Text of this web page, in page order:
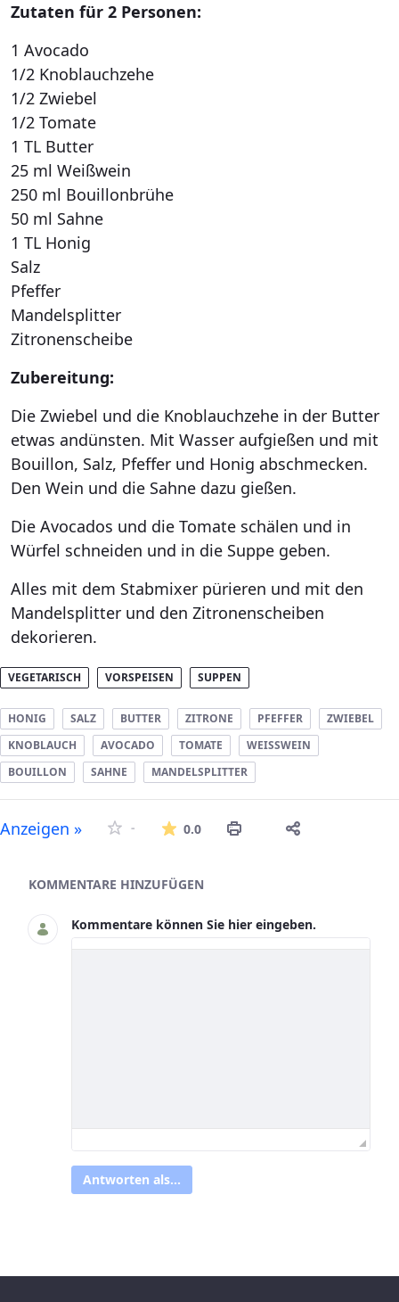
Zutaten für 2 Personen:
1 Avocado
1/2 Knoblauchzehe
1/2 Zwiebel
1/2 Tomate
1 TL Butter
25 ml Weißwein
250 ml Bouillonbrühe
50 ml Sahne
1 TL Honig
Salz
Pfeffer
Mandelsplitter
Zitronenscheibe
Zubereitung:
Die Zwiebel und die Knoblauchzehe in der Butter
etwas andünsten. Mit Wasser aufgießen und mit
Bouillon, Salz, Pfeffer und Honig abschmecken.
Den Wein und die Sahne dazu gießen.
Die Avocados und die Tomate schälen und in
Würfel schneiden und in die Suppe geben.
Alles mit dem Stabmixer pürieren und mit den
Mandelsplitter und den Zitronenscheiben
dekorieren.
VEGETARISCH VORSPEISEN SUPPEN
HONIG SALZ BUTTER ZITRONE PFEFFER
ZWIEBEL
KNOBLAUCH
AVOCADO TOMATE
WEISSWEIN
BOUILLON
SAHNE MANDELSPLITTER
Anzeigen » - 0.0Die durchschnittliche
Asset-Herausgeber
KOMMENTARE HINZUFÜGEN
Kommentare können Sie hier eingeben.
Antworten als...